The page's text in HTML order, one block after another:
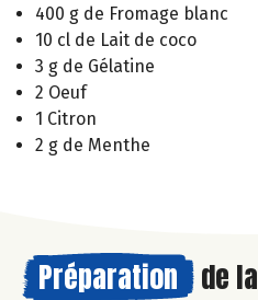
400 g de Fromage blanc
10 cl de Lait de coco
3 g de Gélatine
2 Oeuf
1 Citron
2 g de Menthe
Préparation de la